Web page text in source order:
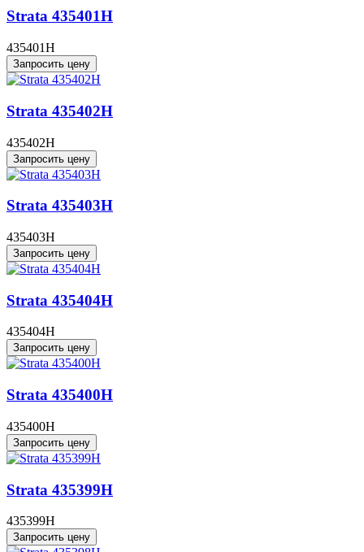
Strata 435401H
435401H
Запросить цену
Strata 435402H
435402H
Запросить цену
Strata 435403H
435403H
Запросить цену
Strata 435404H
435404H
Запросить цену
Strata 435400H
435400H
Запросить цену
Strata 435399H
435399H
Запросить цену